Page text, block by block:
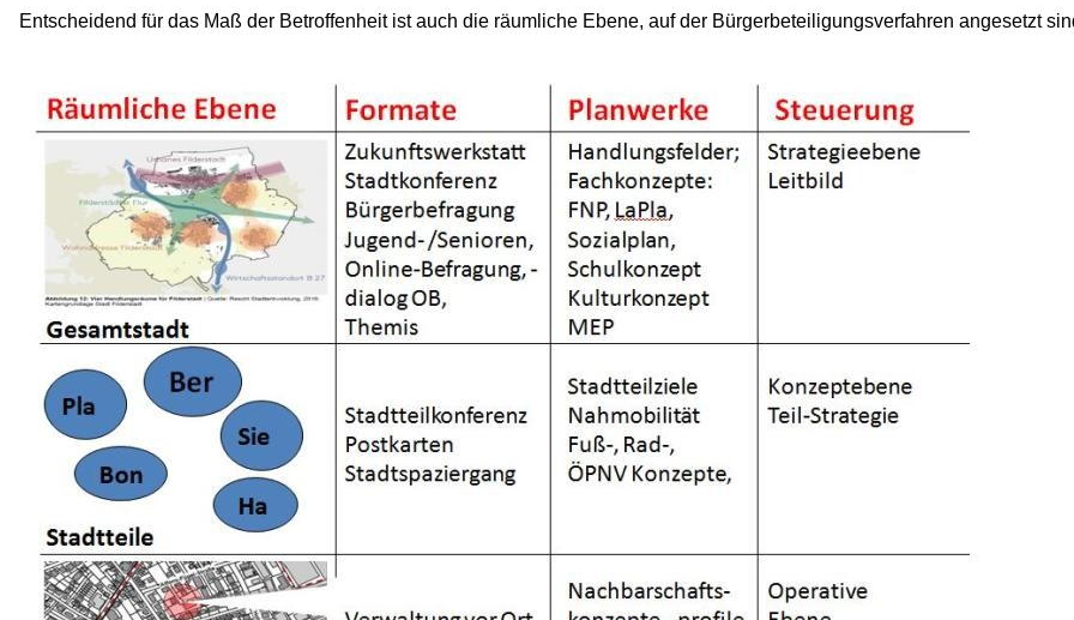
Entscheidend für das Maß der Betroffenheit ist auch die räumliche Ebene, auf der Bürgerbeteiligungsverfahren angesetzt